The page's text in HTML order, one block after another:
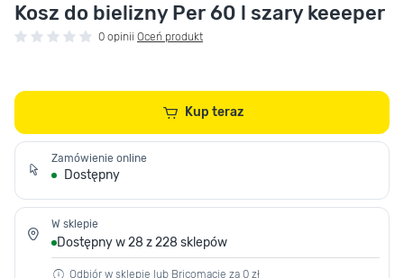
Kosz do bielizny Per 60 l szary keeeper
0 opinii Oceń produkt
Kup teraz
Zamówienie online
Dostępny
W sklepie
Dostępny w 28 z 228 sklepów
Odbiór w sklepie lub Bricomacie za 0 zł